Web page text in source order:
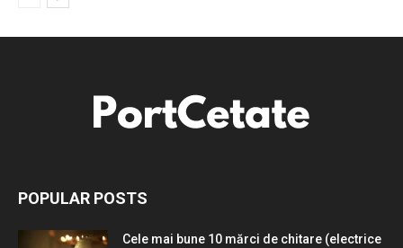
POPULAR POSTS
Cele mai bune 10 mărci de chitare (electrice